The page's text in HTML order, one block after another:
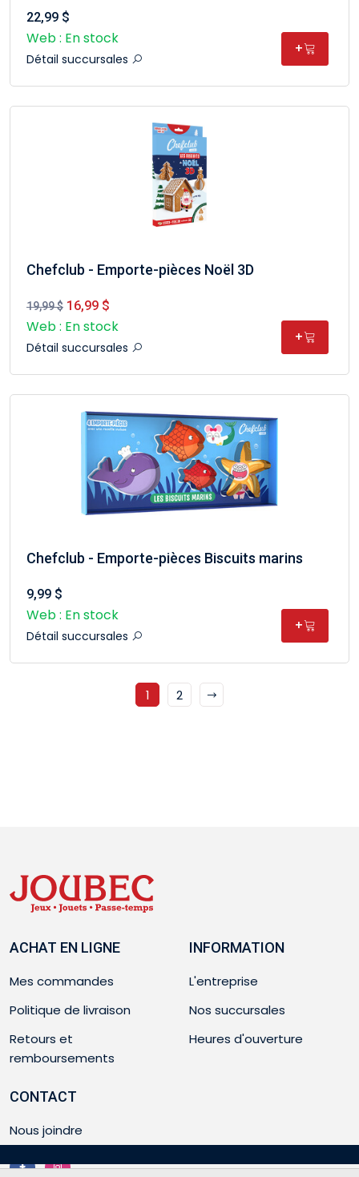
22,99 $
Web : En stock
Détail succursales
+
Chefclub - Emporte-pièces Noël 3D
19,99 $ 16,99 $
Web : En stock
Détail succursales
+
Chefclub - Emporte-pièces Biscuits marins
9,99 $
Web : En stock
Détail succursales
+
1 2
ACHAT EN LIGNE
Mes commandes
Politique de livraison
Retours et
remboursements
INFORMATION
L'entreprise
Nos succursales
Heures d'ouverture
CONTACT
Nous joindre